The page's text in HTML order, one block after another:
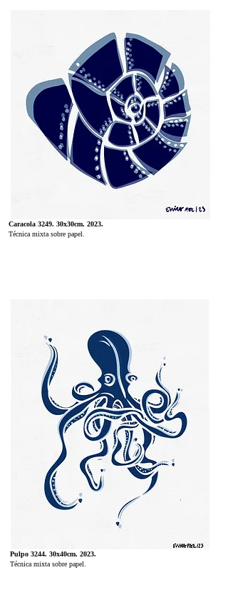
Caracola 3249. 30x30cm. 2023.
Técnica mixta sobre papel.
Pulpo 3244. 30x40cm. 2023.
Técnica mixta sobre papel.